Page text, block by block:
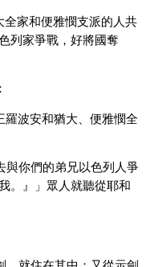
家和便雅憫支派的人共
列家爭戰，好將國奪
羅波安和猶大、便雅憫全
與你們的弟兄以色列人爭
。』」眾人就聽從耶和